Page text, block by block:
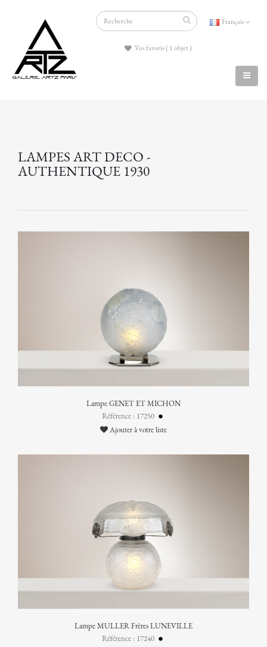
Français
Vos favoris ( 1 objet )
LAMPES ART DECO -
AUTHENTIQUE 1930
Lampe GENET ET MICHON
Référence : 17250
Ajouter à votre liste
Lampe MULLER Frères LUNEVILLE
Référence : 17240